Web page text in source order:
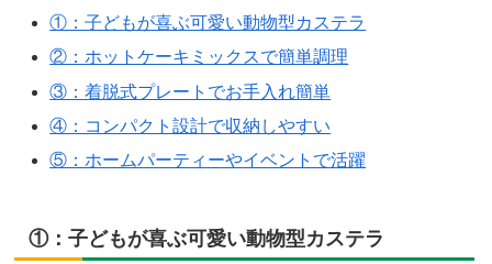
①：子どもが喜ぶ可愛い動物型カステラ
②：ホットケーキミックスで簡単調理
③：着脱式プレートでお手入れ簡単
④：コンパクト設計で収納しやすい
⑤：ホームパーティーやイベントで活躍
①：子どもが喜ぶ可愛い動物型カステラ